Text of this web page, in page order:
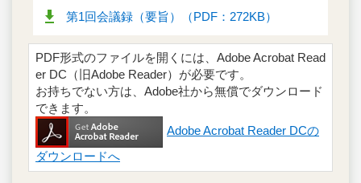
第1回会議録（要旨）（PDF：272KB）
PDF形式のファイルを開くには、Adobe Acrobat Read
er DC（旧Adobe Reader）が必要です。
お持ちでない方は、Adobe社から無償でダウンロード
できます。
Adobe Acrobat Reader DCの
ダウンロードへ